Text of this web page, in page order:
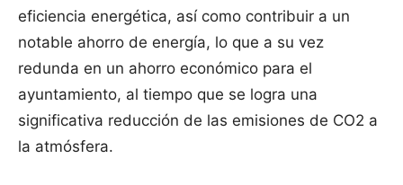
eficiencia energética, así como contribuir a un
notable ahorro de energía, lo que a su vez
redunda en un ahorro económico para el
ayuntamiento, al tiempo que se logra una
significativa reducción de las emisiones de CO2 a
la atmósfera.